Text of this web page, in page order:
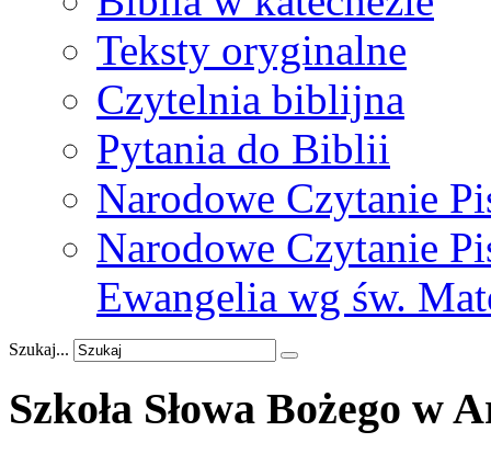
Teksty oryginalne
Czytelnia biblijna
Pytania do Biblii
Narodowe Czytanie
Narodowe Czytanie
Ewangelia wg św.
Szukaj...
Szkoła Słowa Bożego w